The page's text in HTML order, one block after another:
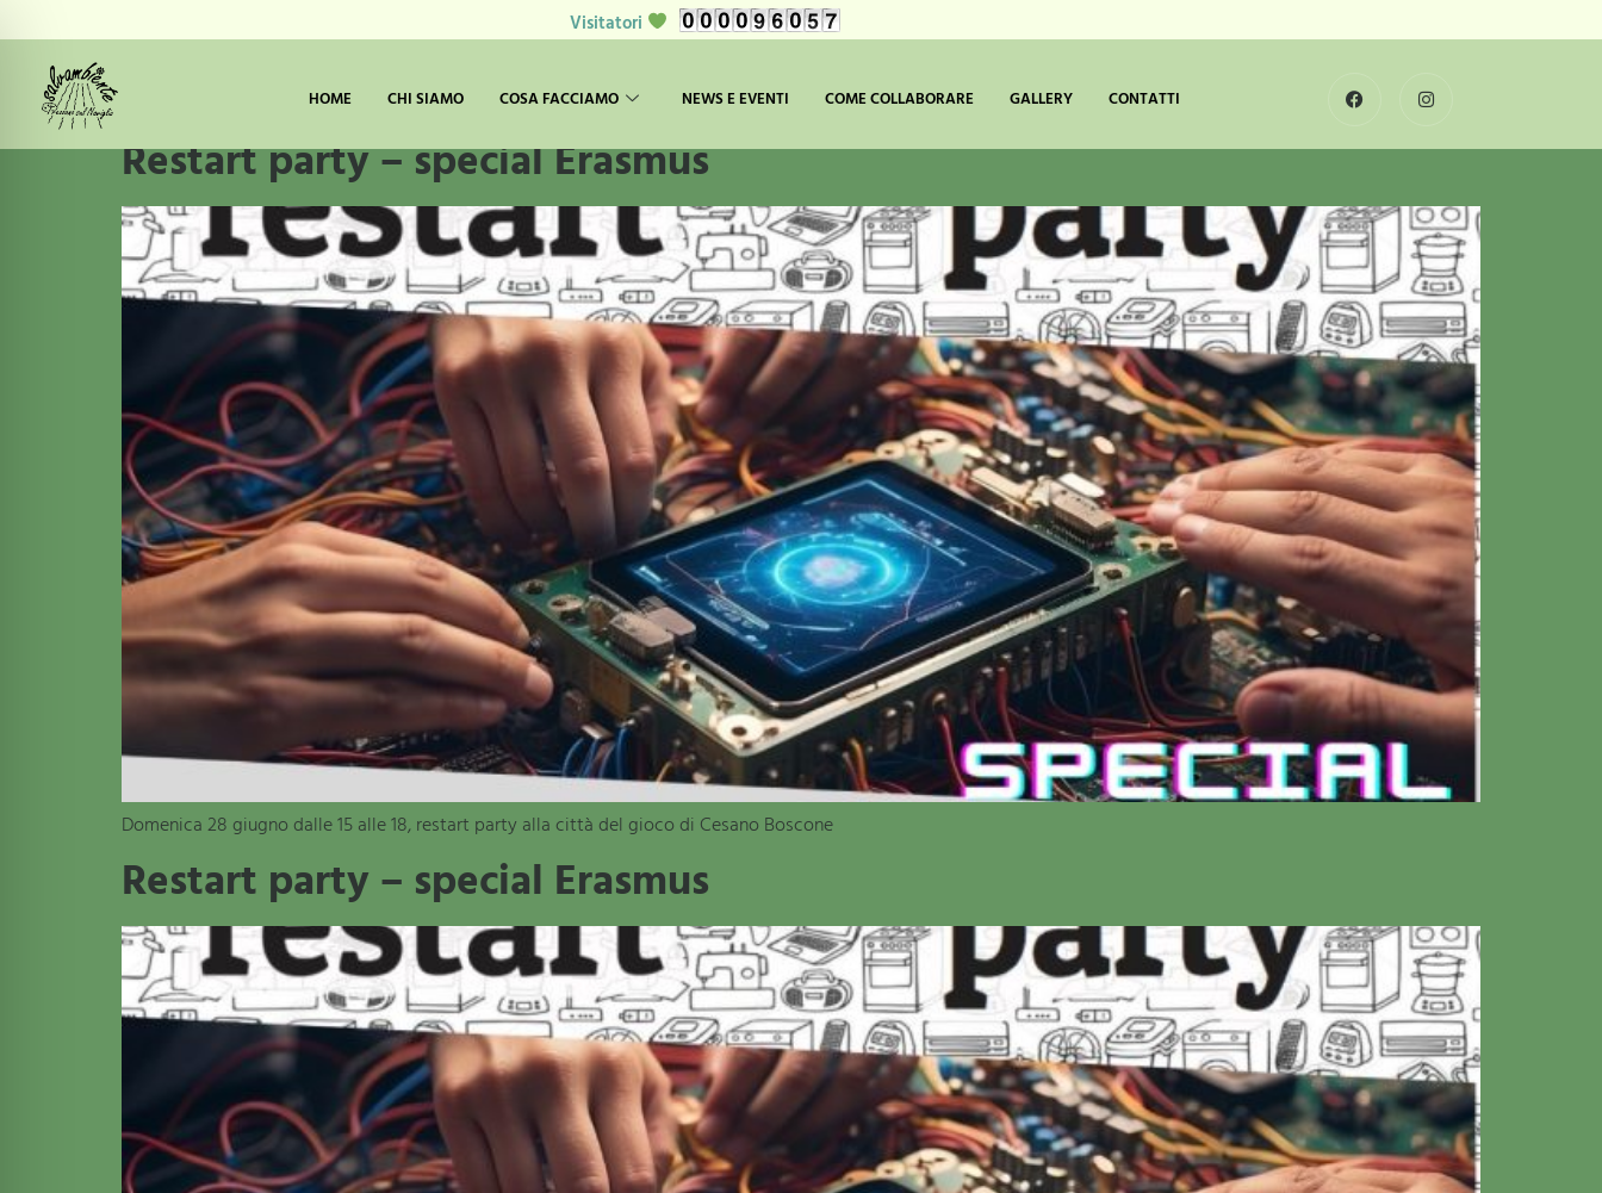
Visitatori
HOME CHI SIAMO COSA FACCIAMO NEWS E EVENTI COME COLLABORARE GALLERY CONTATTI
restart party
Restart party – special Erasmus
Domenica 28 giugno dalle 15 alle 18, restart party alla città del gioco di Cesano Boscone
Restart party – special Erasmus